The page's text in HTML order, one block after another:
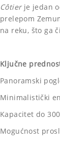
Côtierje jedan
prelepom
na reku, što ga
Ključne
Panoramski
Minimalistički
Kapacitet do
Mogućnost